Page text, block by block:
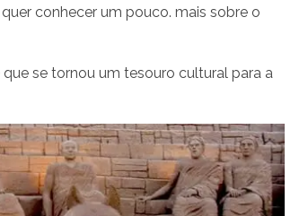
conhecer um pouco. mais sobre o
se tornou um tesouro cultural para a